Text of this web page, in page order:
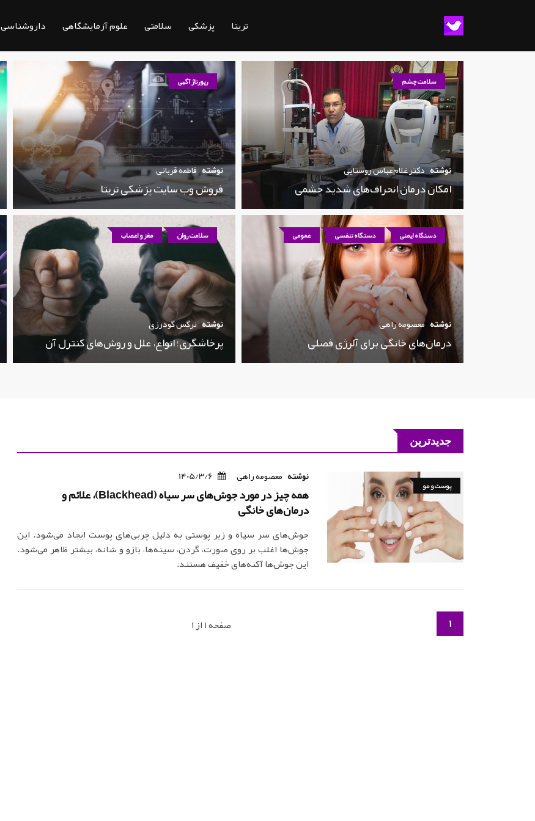
تریتا پزشکی سلامتی علوم آزمایشگاهی داروشناسی
سلامت چشم
نوشته دکتر غلام‌عباس روستایی
امکان درمان انحراف‌های شدید چشمی
رپورتاژ آگهی
نوشته فاطمه قربانی
فروش وب سایت پزشکی تریتا
دستگاه ایمنی دستگاه تنفسی عمومی
نوشته معصومه راهی
درمان‌های خانگی برای آلرژی فصلی
سلامت روان مغز و اعصاب
نوشته نرگس گودرزی
پرخاشگری؛ انواع، علل و روش‌های کنترل آن
جدیدترین
پوست و مو
نوشته معصومه راهی 1405/3/6
همه چیز در مورد جوش‌های سر سیاه (Blackhead)، علائم و
درمان‌های خانگی
جوش‌های سر سیاه و زیر پوستی به دلیل چربی‌های پوست ایجاد می‌شود. این
جوش‌ها اغلب بر روی صورت، گردن، سینه‌ها، بازو و شانه، بیشتر ظاهر می‌شود.
این جوش‌ها آکنه‌های خفیف هستند.
1 صفحه 1 از 1